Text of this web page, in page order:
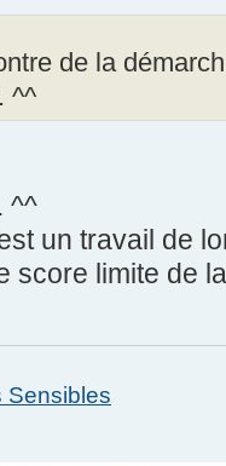
de la
^^
^^
un travail de
score limite de
Sensibles